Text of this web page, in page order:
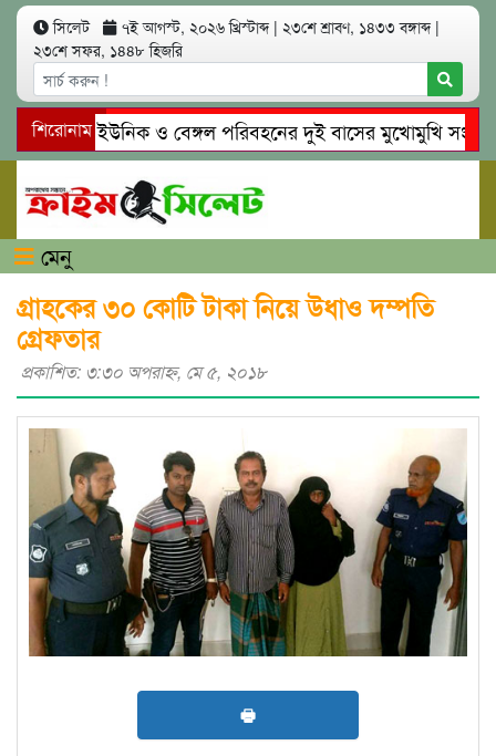
সিলেট ৭ই আগস্ট, ২০২৬ খ্রিস্টাব্দ | ২৩শে শ্রাবণ, ১৪৩৩ বঙ্গাব্দ |
২৩শে সফর, ১৪৪৮ হিজরি
শিরোনাম
সিলেটে ইউনিক ও বেঙ্গল পরিবহনের দুই বাসের মুখোমুখি সং’ঘ’র্ষে
গোয়াইনঘাটে প্রেমের ফাঁদে তরুণী পাচার: মাদকাসক্ত রিমালকে
মেনু
গ্রাহকের ৩০ কোটি টাকা নিয়ে উধাও দম্পতি
গ্রেফতার
প্রকাশিত: ৩:৩০ অপরাহ্ণ, মে ৫, ২০১৮
🖶